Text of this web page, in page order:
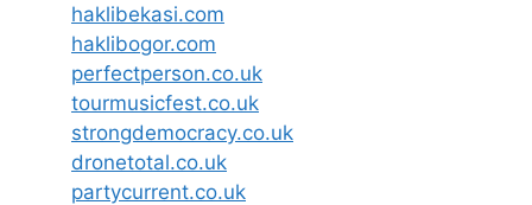
haklibekasi.com
haklibogor.com
perfectperson.co.uk
tourmusicfest.co.uk
strongdemocracy.co.uk
dronetotal.co.uk
partycurrent.co.uk